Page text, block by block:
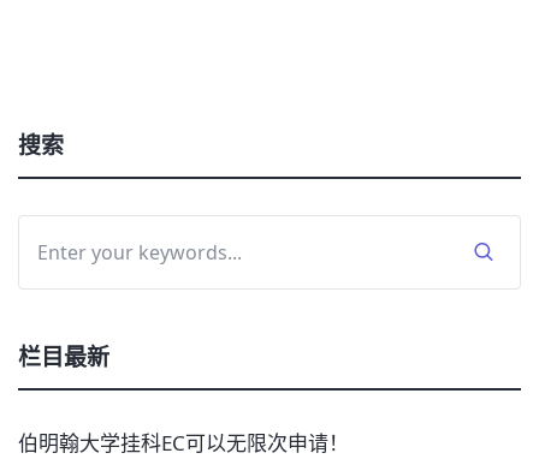
搜索
栏目最新
伯明翰大学挂科EC可以无限次申请！